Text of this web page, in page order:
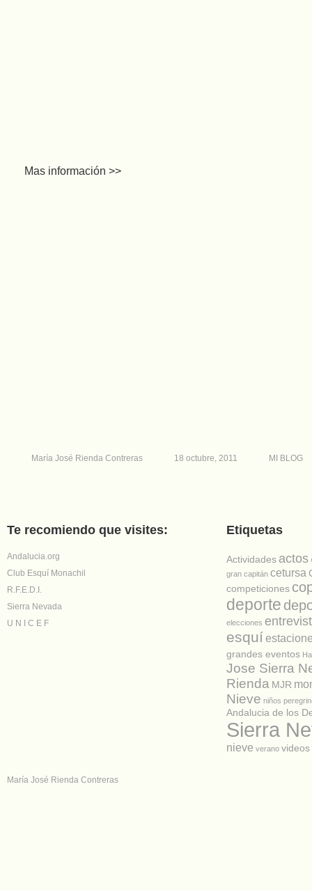
Mas información >>
María José Rienda Contreras 18 octubre, 2011 MI BLOG
Te recomiendo que visites:
Andalucia.org
Club Esquí Monachil
R.F.E.D.I.
Sierra Nevada
U N I C E F
Etiquetas
Actividades actos
gran capitán cetursa
competiciones
deporte
elecciones
esquí
grandes eventos
Jose Sierra
Rienda MJR
Nieve niños
Andalucia de los
Sierra
nieve verano videos
María José Rienda Contreras